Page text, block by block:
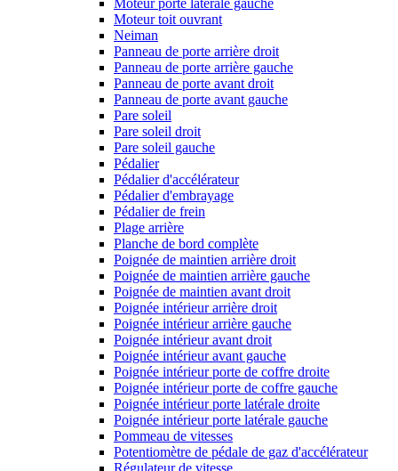
Moteur porte latérale gauche
Moteur toit ouvrant
Neiman
Panneau de porte arrière droit
Panneau de porte arrière gauche
Panneau de porte avant droit
Panneau de porte avant gauche
Pare soleil
Pare soleil droit
Pare soleil gauche
Pédalier
Pédalier d'accélérateur
Pédalier d'embrayage
Pédalier de frein
Plage arrière
Planche de bord complète
Poignée de maintien arrière droit
Poignée de maintien arrière gauche
Poignée de maintien avant droit
Poignée intérieur arrière droit
Poignée intérieur arrière gauche
Poignée intérieur avant droit
Poignée intérieur avant gauche
Poignée intérieur porte de coffre droite
Poignée intérieur porte de coffre gauche
Poignée intérieur porte latérale droite
Poignée intérieur porte latérale gauche
Pommeau de vitesses
Potentiomètre de pédale de gaz d'accélérateur
Régulateur de vitesse